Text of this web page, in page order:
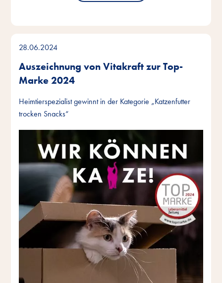
28.06.2024
Auszeichnung von Vitakraft zur Top-
Marke 2024
Heimtierspezialist gewinnt in der Kategorie „Katzenfutter
trocken Snacks“